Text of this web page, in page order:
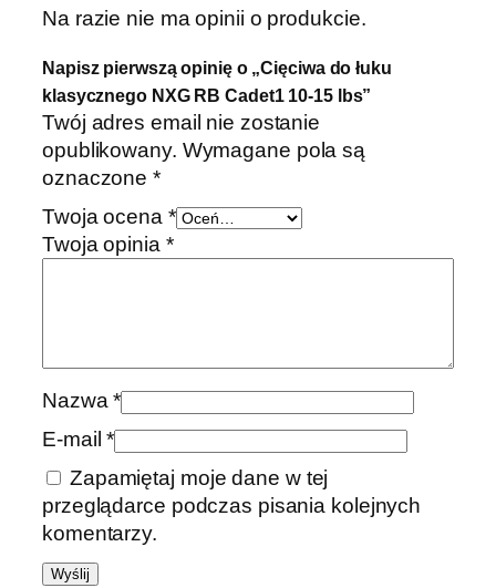
Na razie nie ma opinii o produkcie.
Napisz pierwszą opinię o „Cięciwa do łuku
klasycznego NXG RB Cadet1 10-15 lbs”
Twój adres email nie zostanie
opublikowany. Wymagane pola są
oznaczone*
Twoja ocena *
Twoja opinia *
Nazwa*
E-mail*
Zapamiętaj moje dane w tej
przeglądarce podczas pisania kolejnych
komentarzy.